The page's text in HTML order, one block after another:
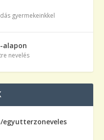
gyermekeinkkel
alapon
nevelés